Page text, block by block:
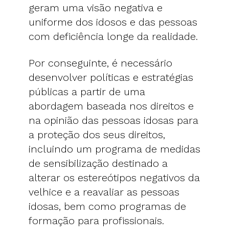
geram uma visão negativa e
uniforme dos idosos e das pessoas
com deficiência longe da realidade.
Por conseguinte, é necessário
desenvolver políticas e estratégias
públicas a partir de uma
abordagem baseada nos direitos e
na opinião das pessoas idosas para
a proteção dos seus direitos,
incluindo um programa de medidas
de sensibilização destinado a
alterar os estereótipos negativos da
velhice e a reavaliar as pessoas
idosas, bem como programas de
formação para profissionais.